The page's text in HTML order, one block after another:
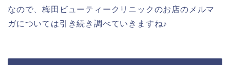
なので、梅田ビューティークリニックのお店のメルマ
ガについては引き続き調べていきますね♪